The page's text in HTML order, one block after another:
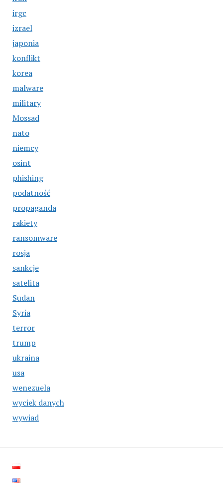
irgc
izrael
japonia
konflikt
korea
malware
military
Mossad
nato
niemcy
osint
phishing
podatność
propaganda
rakiety
ransomware
rosja
sankcje
satelita
Sudan
Syria
terror
trump
ukraina
usa
wenezuela
wyciek danych
wywiad